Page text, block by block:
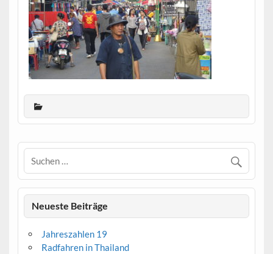
Neueste Beiträge
Jahreszahlen 19
Radfahren in Thailand